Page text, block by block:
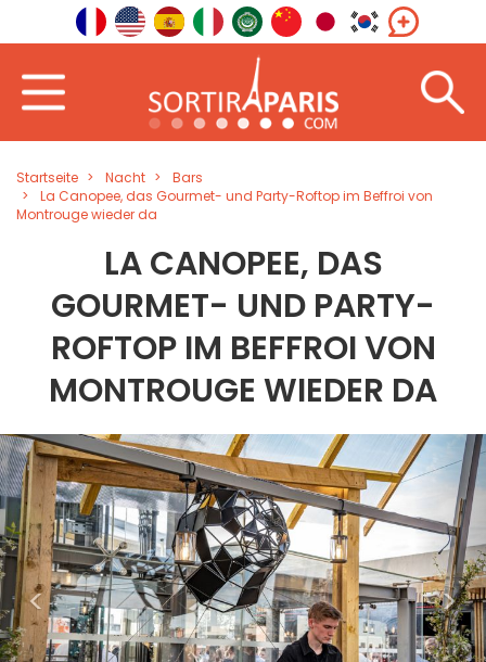
Startseite Nacht
Bars
La Canopee, das Gourmet- und Party-Roftop im Beffroi von
Montrouge wieder da
LA CANOPEE, DAS
GOURMET- UND PARTY-
ROFTOP IM BEFFROI VON
MONTROUGE WIEDER DA
< >